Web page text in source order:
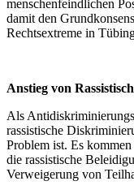
menschenfeindlichen
damit den
Rechtsextreme in
Anstieg von
Als
rassistische
Problem ist. Es
die rassistische
Verweigerung von